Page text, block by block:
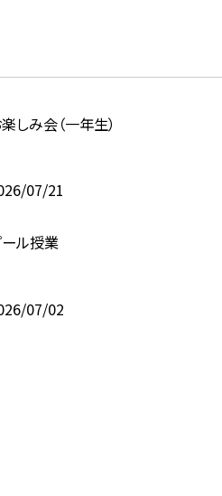
しみ会（一年生）
07/21
ル授業
07/02